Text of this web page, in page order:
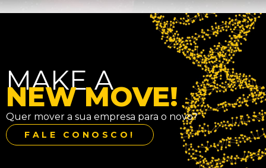
MAKE A
NEW MOVE!
Quer mover a sua empresa para o novo?
FALE CONOSCO!